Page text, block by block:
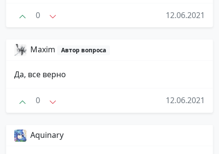
0 12.06.2021
Maxim Автор вопроса
Да, все верно
0 12.06.2021
Aquinary